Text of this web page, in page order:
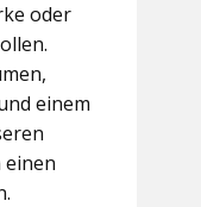
oder
einem